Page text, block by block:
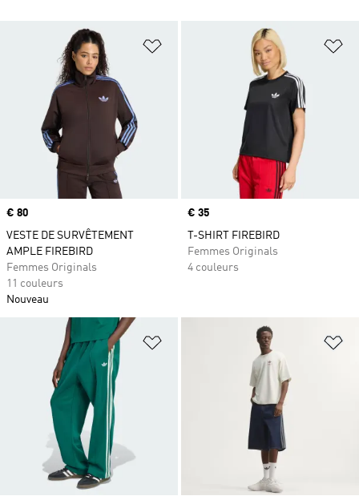
Ajouter à la Liste de produits
Prix
€ 80
VESTE DE SURVÊTEMENT
AMPLE FIREBIRD
Femmes Originals
11 couleurs
Nouveau
Prix
€ 35
T-SHIRT FIREBIRD
Femmes Originals
4 couleurs
Ajouter à la Liste de produits